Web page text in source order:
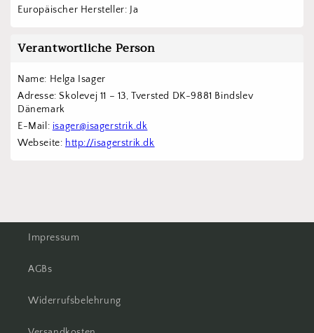
Europäischer Hersteller: Ja
Verantwortliche Person
Name: Helga Isager
Adresse: Skolevej 11 – 13, Tversted DK-9881 Bindslev
Dänemark
E-Mail: isager@isagerstrik.dk
Webseite: http://isagerstrik.dk
Impressum
AGBs
Widerrufsbelehrung